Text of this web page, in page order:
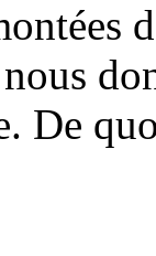
De